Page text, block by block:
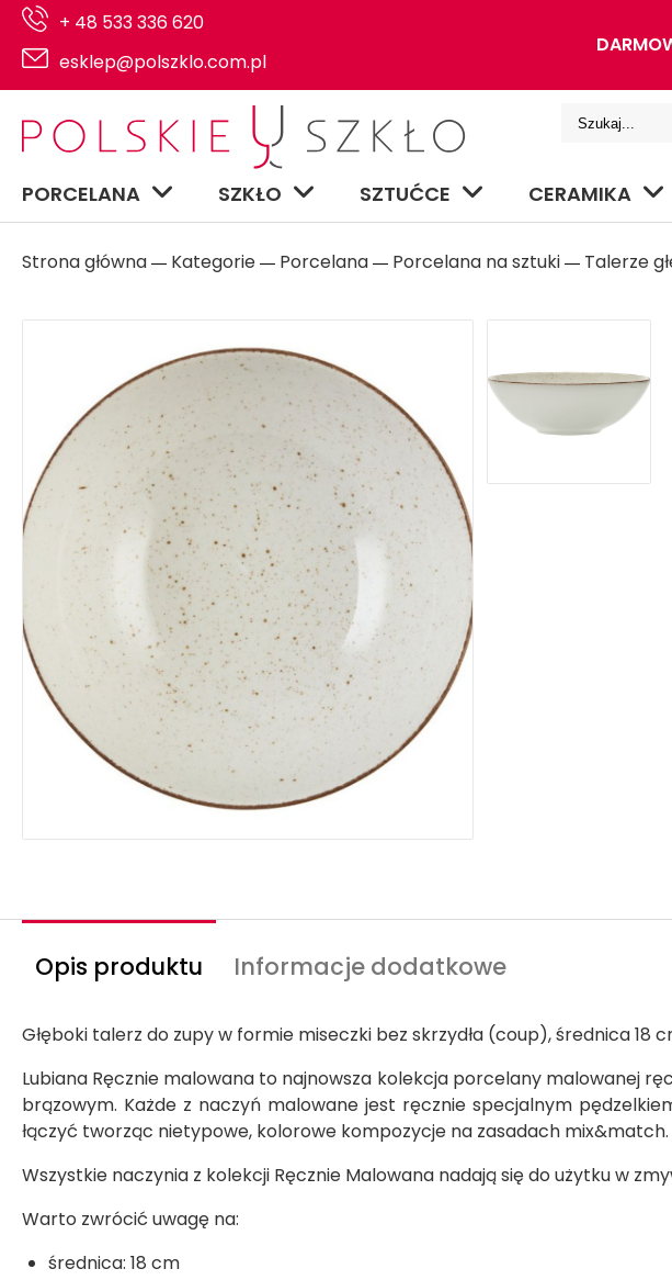
+ 48 533 336 620
esklep@polszklo.com.pl
PORCELANA SZKŁO SZTUĆCE CERAMIKA
Strona główna ― Kategorie ― Porcelana ― Porcelana na sztuki ― Talerze
Opis produktu Informacje dodatkowe
Głęboki talerz do zupy w formie miseczki bez skrzydła (coup), średnica 18
Lubiana Ręcznie malowana to najnowsza kolekcja porcelany malowanej
brązowym. Każde z naczyń malowane jest ręcznie specjalnym
łączyć tworząc nietypowe, kolorowe kompozycje na zasadach mix&match.
Wszystkie naczynia z kolekcji Ręcznie Malowana nadają się do użytku w
Warto zwrócić uwagę na:
średnica: 18 cm